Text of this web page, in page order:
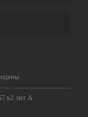
к2 лит А